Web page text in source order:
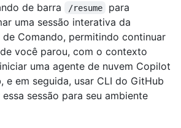
de barra /resume
para
uma sessão interativa da
Comando, permitindo continuar
você parou, com o contexto
uma agente de nuvem Copilot
e em seguida, usar CLI do GitHub
sessão para seu ambiente